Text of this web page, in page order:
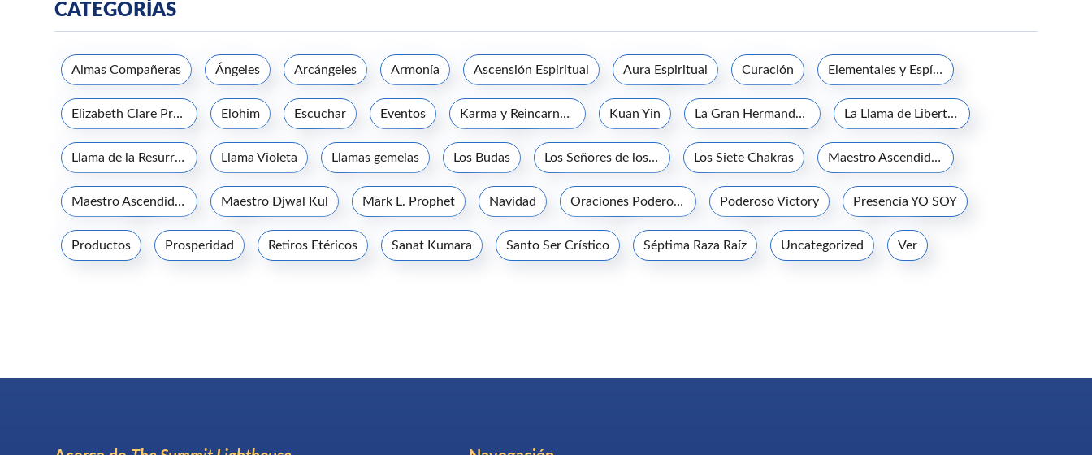
CATEGORÍAS
Almas Compañeras Ángeles Arcángeles Armonía Ascensión Espiritual Aura Espiritual Curación Elementales y Espíritus de la naturaleza
Elizabeth Clare Prophet Elohim Escuchar Eventos Karma y Reincarnación Kuan Yin La Gran Hermandad Blanca La Llama de Libertad
Llama de la Resurrección Llama Violeta Llamas gemelas Los Budas Los Señores de los Siete Rayos Los Siete Chakras Maestro Ascendido Jesucristo
Maestro Ascendido Kuthumi Maestro Djwal Kul Mark L. Prophet Navidad Oraciones Poderosas Poderoso Victory Presencia YO SOY
Productos Prosperidad Retiros Etéricos Sanat Kumara Santo Ser Crístico Séptima Raza Raíz Uncategorized Ver